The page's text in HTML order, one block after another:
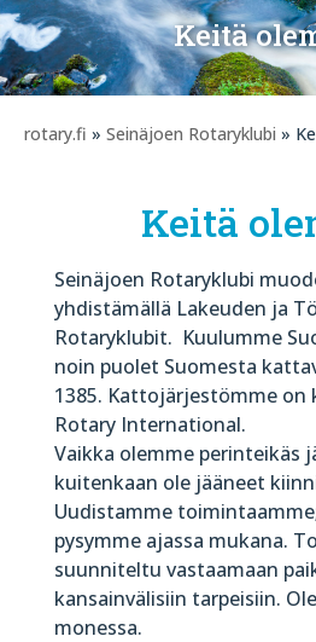
Keitä
rotary.fi » Seinäjoen Rotaryklubi »
Keitä
Seinäjoen Rotaryklubi
yhdistämällä Lakeuden ja
Rotaryklubit. Kuulumme
noin puolet Suomesta
1385. Kattojärjestömme on
Rotary International.
Vaikka olemme perinteikäs
kuitenkaan ole jääneet
Uudistamme
pysymme ajassa mukana.
suunniteltu vastaamaan
kansainvälisiin tarpeisiin.
monessa.